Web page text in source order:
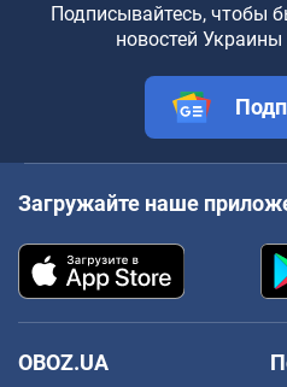
Подписывайтесь, чтобы
новостей
Загружайте наше
OBOZ.UA